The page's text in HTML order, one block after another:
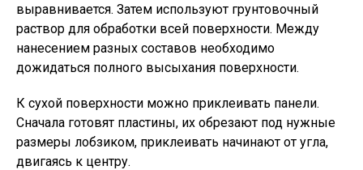
выравнивается. Затем используют грунтовочный
раствор для обработки всей поверхности. Между
нанесением разных составов необходимо
дожидаться полного высыхания поверхности.
К сухой поверхности можно приклеивать панели.
Сначала готовят пластины, их обрезают под нужные
размеры лобзиком, приклеивать начинают от угла,
двигаясь к центру.